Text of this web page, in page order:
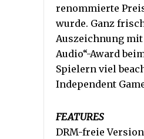
renommierte
wurde. Ganz
Auszeichnung mit
Audio“-Award
Spielern viel
Independent
FEATURES
DRM-freie